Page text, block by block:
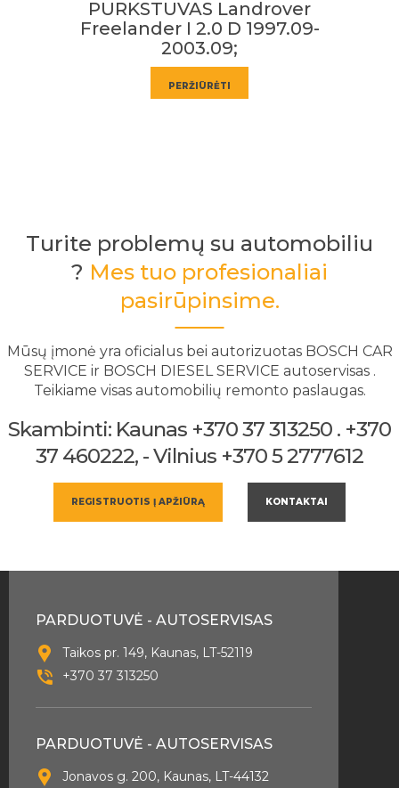
PURKSTUVAS Landrover
Freelander I 2.0 D 1997.09-
2003.09;
PERŽIŪRĖTI
Turite problemų su automobiliu
? Mes tuo profesionaliai
pasirūpinsime.
Mūsų įmonė yra oficialus bei autorizuotas BOSCH CAR
SERVICE ir BOSCH DIESEL SERVICE autoservisas .
Teikiame visas automobilių remonto paslaugas.
Skambinti: Kaunas +370 37 313250 . +370
37 460222, - Vilnius +370 5 2777612
REGISTRUOTIS Į APŽIŪRĄ KONTAKTAI
PARDUOTUVĖ - AUTOSERVISAS
Taikos pr. 149, Kaunas, LT-52119
+370 37 313250
PARDUOTUVĖ - AUTOSERVISAS
Jonavos g. 200, Kaunas, LT-44132